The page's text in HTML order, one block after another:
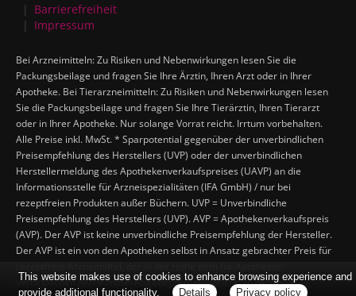
Barrierefreiheit
Impressum
Bei Arzneimitteln: Zu Risiken und Nebenwirkungen lesen Sie die
Packungsbeilage und fragen Sie Ihre Ärztin, Ihren Arzt oder in Ihrer
Apotheke. Bei Tierarzneimitteln: Zu Risiken und Nebenwirkungen lesen
Sie die Packungsbeilage und fragen Sie Ihre Tierärztin, Ihren Tierarzt
oder in Ihrer Apotheke. Nur solange Vorrat reicht. Irrtum vorbehalten.
Alle Preise inkl. MwSt. * Sparpotential gegenüber der unverbindlichen
Preisempfehlung des Herstellers (UVP) oder der unverbindlichen
Herstellermeldung des Apothekenverkaufspreises (UAVP) an die
Informationsstelle für Arzneispezialitäten (IFA GmbH) / nur bei
rezeptfreien Produkten außer Büchern. UVP = Unverbindliche
Preisempfehlung des Herstellers (UVP). AVP = Apothekenverkaufspreis
(AVP). Der AVP ist keine unverbindliche Preisempfehlung der Hersteller.
Der AVP ist ein von den Apotheken selbst in Ansatz gebrachter Preis für
verbindlichen Arzneimittel Abgabepreis entspricht, zu dem eine
This website makes use of cookies to enhance browsing experience and
provide additional functionality.
Details Privacy policy